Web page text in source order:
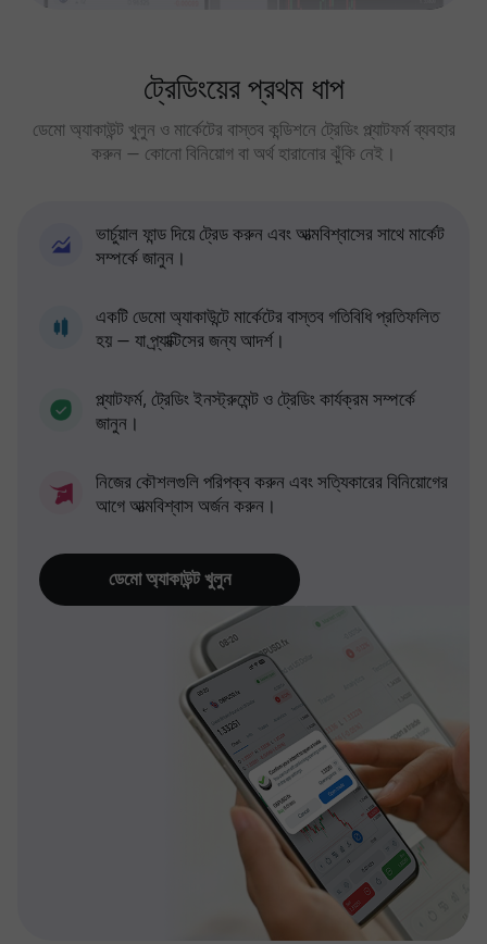
ট্রেডিংয়ের প্রথম ধাপ
ডেমো অ্যাকাউন্ট খুলুন ও মার্কেটের বাস্তব কন্ডিশনে ট্রেডিং প্ল্যাটফর্ম ব্যবহার
করুন — কোনো বিনিয়োগ বা অর্থ হারানোর ঝুঁকি নেই।
ভার্চুয়াল ফান্ড দিয়ে ট্রেড করুন এবং আত্মবিশ্বাসের সাথে মার্কেট
সম্পর্কে জানুন।
একটি ডেমো অ্যাকাউন্টে মার্কেটের বাস্তব গতিবিধি প্রতিফলিত
হয় — যা প্র্যাক্টিসের জন্য আদর্শ।
প্ল্যাটফর্ম, ট্রেডিং ইনস্ট্রুমেন্ট ও ট্রেডিং কার্যক্রম সম্পর্কে
জানুন।
নিজের কৌশলগুলি পরিপক্ব করুন এবং সত্যিকারের বিনিয়োগের
আগে আত্মবিশ্বাস অর্জন করুন।
ডেমো অ্যাকাউন্ট খুলুন